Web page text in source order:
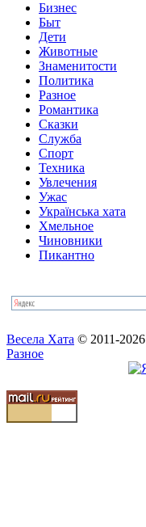
Бизнес
Быт
Дети
Животные
Знаменитости
Политика
Разное
Романтика
Сказки
Служба
Спорт
Техника
Увлечения
Ужас
Українська хата
Хмельное
Чиновники
Пикантно
Весела Хата © 2011-2026
Разное